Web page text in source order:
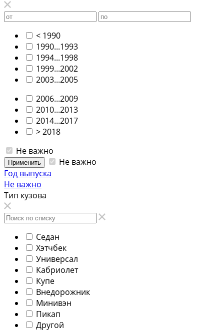
< 1990
1990...1993
1994...1998
1999...2002
2003...2005
2006...2009
2010...2013
2014...2017
> 2018
Не важно
Применить
Не важно
Год выпуска
Не важно
Тип кузова
Седан
Хэтчбек
Универсал
Кабриолет
Купе
Внедорожник
Минивэн
Пикап
Другой